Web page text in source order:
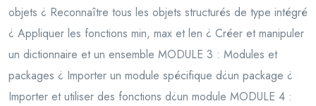
objets ¿ Reconnaître tous les objets structurés de type intégré
¿ Appliquer les fonctions min, max et len ¿ Créer et manipuler
un dictionnaire et un ensemble MODULE 3 : Modules et
packages ¿ Importer un module spécifique d¿un package ¿
Importer et utiliser des fonctions d¿un module MODULE 4 :